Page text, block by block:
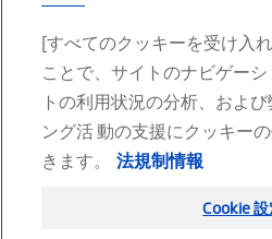
ソーシャルメディアでフ
YoutubeLinkedIn
[すべてのクッキーを受け入
ことで、サイトのナビゲー
トの利用状況の分析、およ
ング活 動の支援にクッキー
きます。 法規制情報
Cookie